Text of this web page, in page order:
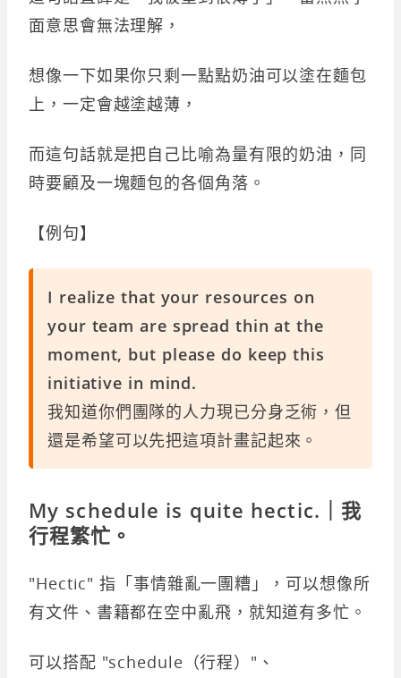
面意思會無法理解，
想像一下如果你只剩一點點奶油可以塗在麵包
上，一定會越塗越薄，
而這句話就是把自己比喻為量有限的奶油，同
時要顧及一塊麵包的各個角落。
【例句】
I realize that your resources on
your team are spread thin at the
moment, but please do keep this
initiative in mind.
我知道你們團隊的人力現已分身乏術，但
還是希望可以先把這項計畫記起來。
My schedule is quite hectic.｜我
行程繁忙。
"Hectic" 指「事情雜亂一團糟」，可以想像所
有文件、書籍都在空中亂飛，就知道有多忙。
可以搭配 "schedule（行程）"、